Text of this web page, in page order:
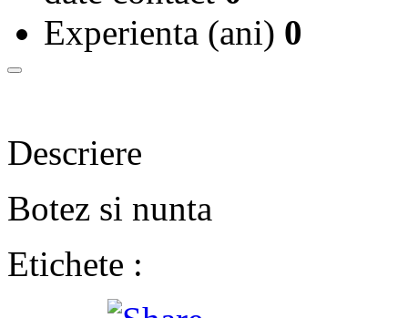
Experienta (ani) 0
Descriere
Botez si nunta
Etichete :